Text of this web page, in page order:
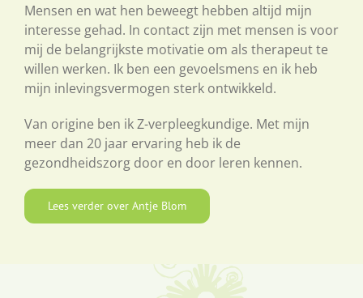
Mensen en wat hen beweegt hebben altijd mijn
interesse gehad. In contact zijn met mensen is voor
mij de belangrijkste motivatie om als therapeut te
willen werken. Ik ben een gevoelsmens en ik heb
mijn inlevingsvermogen sterk ontwikkeld.
Van origine ben ik Z-verpleegkundige. Met mijn
meer dan 20 jaar ervaring heb ik de
gezondheidszorg door en door leren kennen.
Lees verder over Antje Blom